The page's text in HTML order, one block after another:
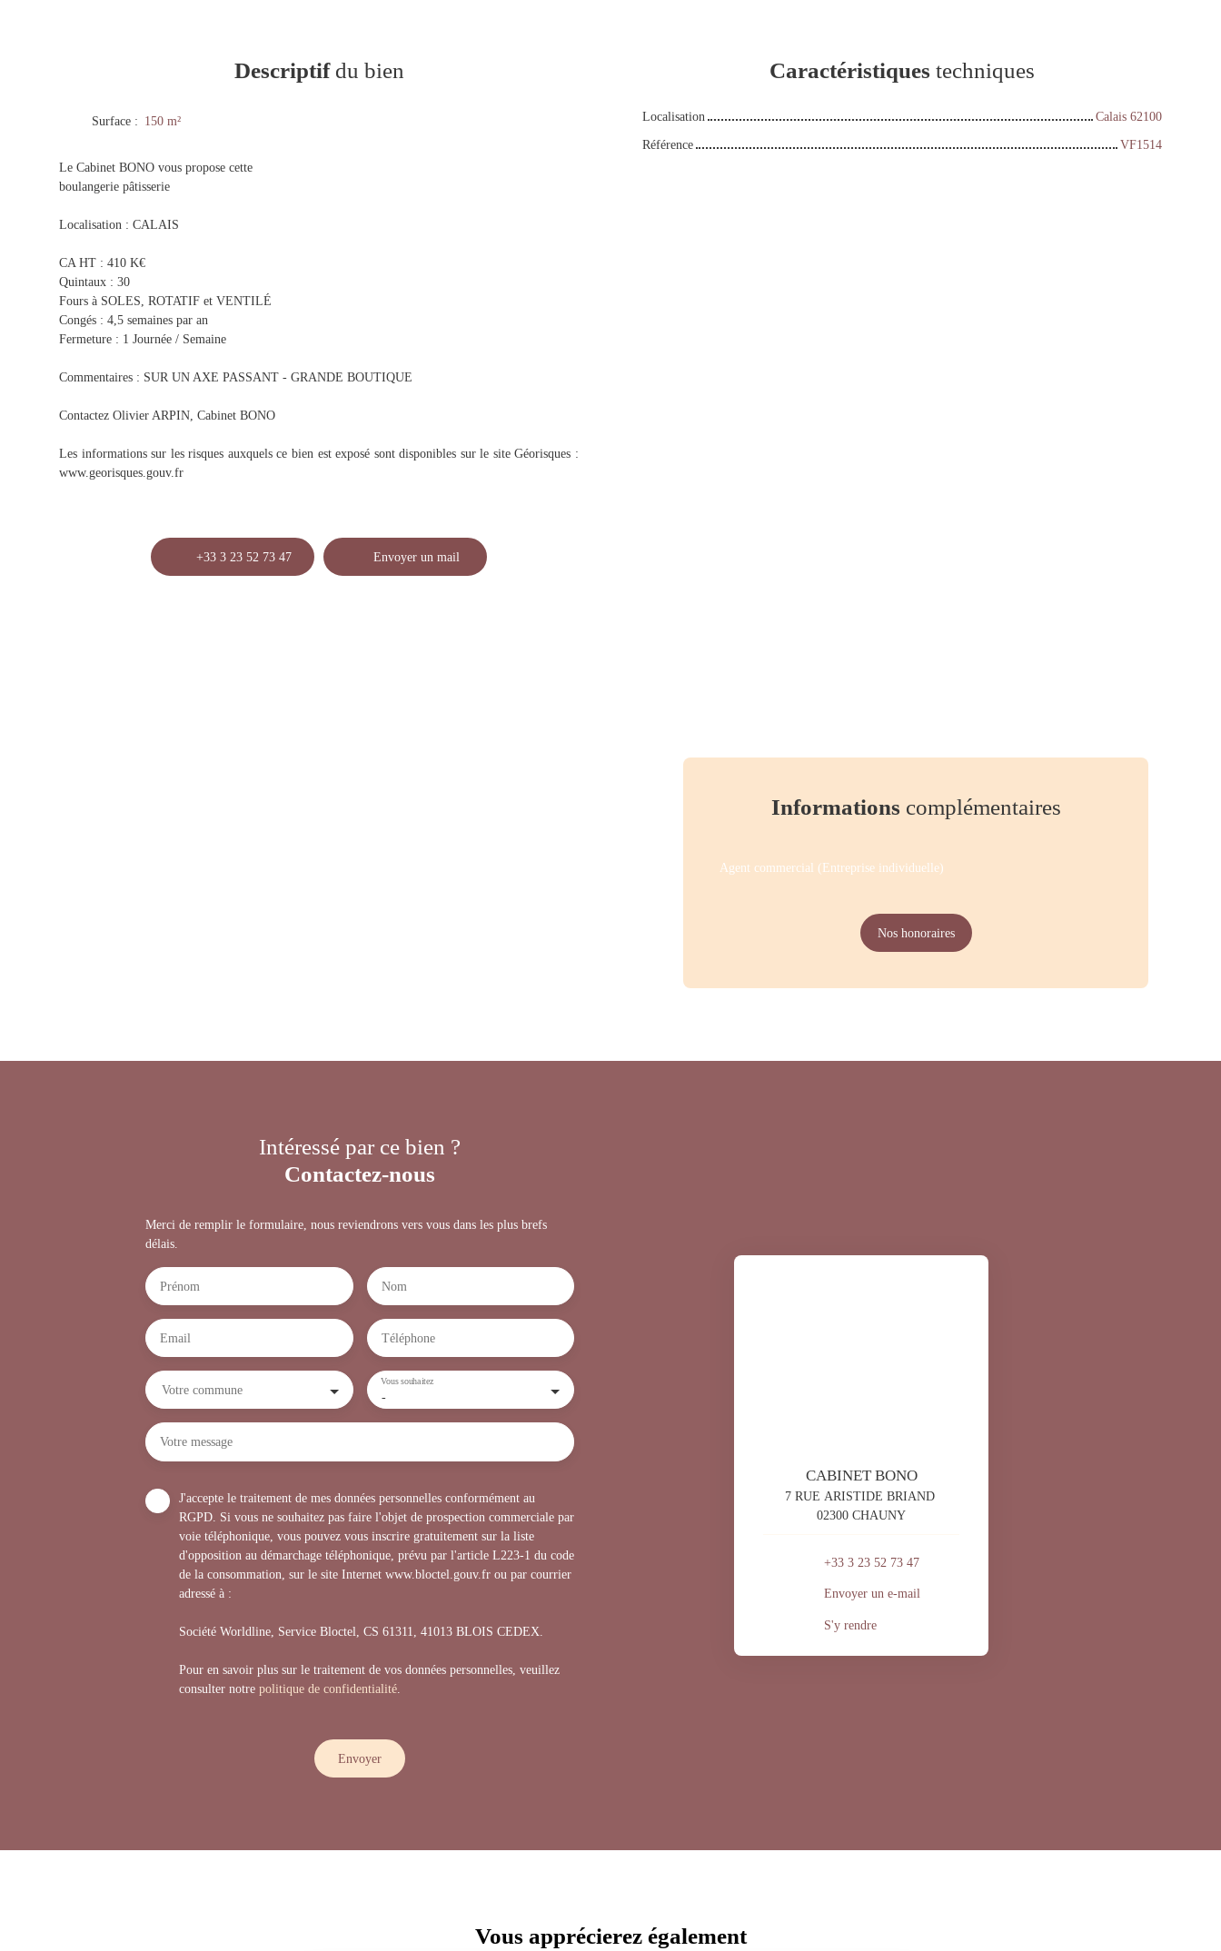
Descriptifdu bien
Surface : 150 m²
Le Cabinet BONO vous propose cette
boulangerie pâtisserie
Localisation : CALAIS
CA HT : 410 K€
Quintaux : 30
Fours à SOLES, ROTATIF et VENTILÉ
Congés : 4,5 semaines par an
Fermeture : 1 Journée / Semaine
Commentaires : SUR UN AXE PASSANT - GRANDE BOUTIQUE
Contactez Olivier ARPIN, Cabinet BONO
Les informations sur les risques auxquels ce bien est exposé sont disponibles sur le site Géorisques :
www.georisques.gouv.fr
+33 3 23 52 73 47 Envoyer un mail
Caractéristiques techniques
Localisation
Calais 62100
Référence
VF1514
Informations complémentaires
Agent commercial (Entreprise individuelle)
Nos honoraires
Intéressé par ce bien ?
Contactez-nous
Merci de remplir le formulaire, nous reviendrons vers vous dans les plus brefs
délais.
Prénom Nom
Email Téléphone
Votre commune -
Vous souhaitez
Votre message
J'accepte le traitement de mes données personnelles conformément au
RGPD. Si vous ne souhaitez pas faire l'objet de prospection commerciale par
voie téléphonique, vous pouvez vous inscrire gratuitement sur la liste
d'opposition au démarchage téléphonique, prévu par l'article L223-1 du code
de la consommation, sur le site Internet www.bloctel.gouv.fr ou par courrier
adressé à :
Société Worldline, Service Bloctel, CS 61311, 41013 BLOIS CEDEX.
Pour en savoir plus sur le traitement de vos données personnelles, veuillez
consulter notre politique de confidentialité
Envoyer
CABINET BONO
7 RUE ARISTIDE BRIAND
02300 CHAUNY
+33 3 23 52 73 47
Envoyer un e-mail
S'y rendre
Vous apprécierezégalement